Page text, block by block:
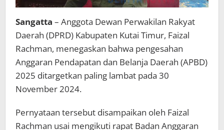
Sangatta – Anggota Dewan Perwakilan Rakyat
Daerah (DPRD) Kabupaten Kutai Timur, Faizal
Rachman, menegaskan bahwa pengesahan
Anggaran Pendapatan dan Belanja Daerah (APBD)
2025 ditargetkan paling lambat pada 30
November 2024.
Pernyataan tersebut disampaikan oleh Faizal
Rachman usai mengikuti rapat Badan Anggaran